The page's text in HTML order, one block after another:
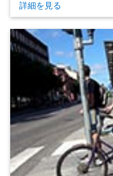
詳細を見る